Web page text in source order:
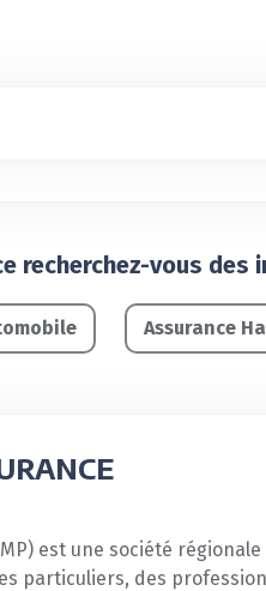
recherchez-vous des
Assurance
est une société
particuliers, des